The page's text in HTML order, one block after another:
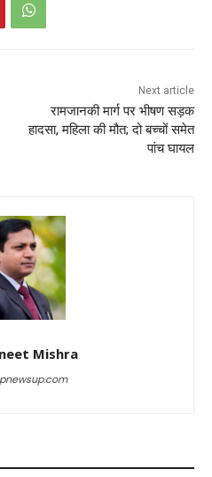
Next article
रामजानकी मार्ग पर भीषण सड़क
हादसा, महिला की मौत; दो बच्चों समेत
पांच घायल
Mishra